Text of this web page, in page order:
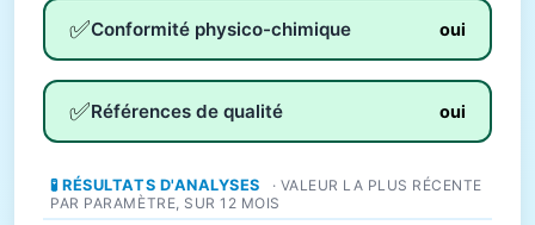
✅Conformité physico-chimique oui
✅Références de qualité oui
🧪 RÉSULTATS D'ANALYSES
· VALEUR LA PLUS RÉCENTE
PAR PARAMÈTRE, SUR 12 MOIS